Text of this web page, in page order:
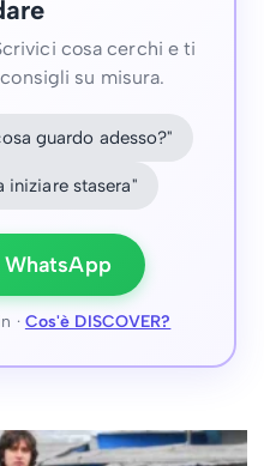
cosa cerchi e ti
su misura.
guardo adesso?"
iniziare stasera"
· Cos'è DISCOVER?